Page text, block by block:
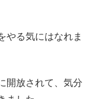
やる気にはなれま
開放されて、気分